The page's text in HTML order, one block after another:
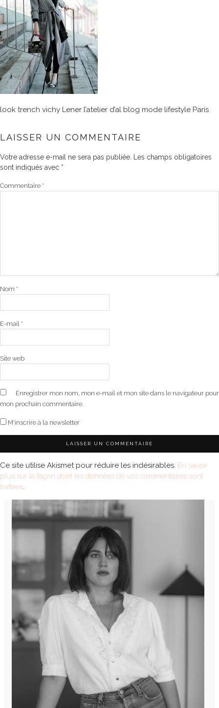
look trench vichy Lener l’atelier d’al blog mode lifestyle Paris
LAISSER UN COMMENTAIRE
Votre adresse e-mail ne sera pas publiée.
Les champs obligatoires
sont indiqués avec *
Commentaire *
Nom *
E-mail *
Site web
Enregistrer mon nom, mon e-mail et mon site dans le navigateur pour
mon prochain commentaire.
M'inscrire à la newsletter
Ce site utilise Akismet pour réduire les indésirables. En savoir
plus sur la façon dont les données de vos commentaires sont
traitées.